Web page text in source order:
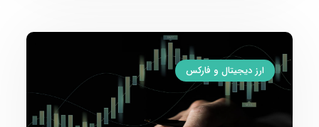
ارز دیجیتال و فارکس